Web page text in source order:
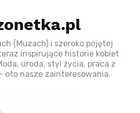
(Muzach) i szeroko pojętej
inspirujące historie kobiet
uroda, styl życia, praca z
oto nasze zainteresowania.